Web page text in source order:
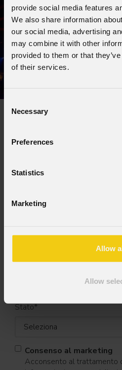
provide social media features
We also share information
our social media, advertising
may combine it with other
provided to them or that
of their services.
Consent
Selection
Necessary
Preferences
Statistics
Marketing
Allow
Allow
Iscriviti alla nostra
Email*
Cognome*
Stato*
Consenso al marketing
Acconsento al trattamento